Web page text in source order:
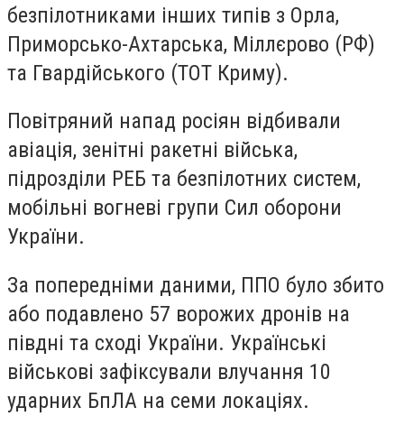
безпілотниками інших типів з Орла,
Приморсько-Ахтарська, Міллєрово (РФ)
та Гвардійського (ТОТ Криму).
Повітряний напад росіян відбивали
авіація, зенітні ракетні війська,
підрозділи РЕБ та безпілотних систем,
мобільні вогневі групи Сил оборони
України.
За попередніми даними, ППО було збито
або подавлено 57 ворожих дронів на
півдні та сході України. Українські
військові зафіксували влучання 10
ударних БпЛА на семи локаціях.